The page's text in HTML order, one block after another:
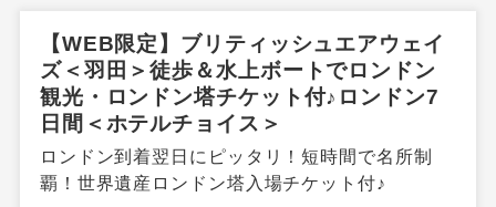
【WEB限定】ブリティッシュエアウェイ
ズ＜羽田＞徒歩＆水上ボートでロンドン
観光・ロンドン塔チケット付♪ロンドン7
日間＜ホテルチョイス＞
ロンドン到着翌日にピッタリ！短時間で名所制
覇！世界遺産ロンドン塔入場チケット付♪